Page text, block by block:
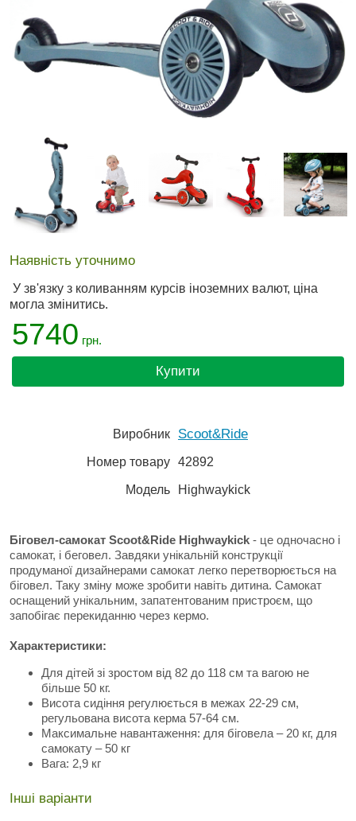
Наявність уточнимо
У зв'язку з коливанням курсів іноземних валют, ціна
могла змінитись.
5740 грн.
Купити
Виробник Scoot&Ride
Номер товару 42892
Модель Highwaykick
Біговел-самокат Scoot&Ride Highwaykick - це одночасно і
самокат, і беговел. Завдяки унікальній конструкції
продуманої дизайнерами самокат легко перетворюється на
біговел. Таку зміну може зробити навіть дитина. Самокат
оснащений унікальним, запатентованим пристроєм, що
запобігає перекиданню через кермо.
Характеристики:
Для дітей зі зростом від 82 до 118 см та вагою не
більше 50 кг.
Висота сидіння регулюється в межах 22-29 см,
регульована висота керма 57-64 см.
Максимальне навантаження: для біговела – 20 кг, для
самокату – 50 кг
Вага: 2,9 кг
Інші варіанти